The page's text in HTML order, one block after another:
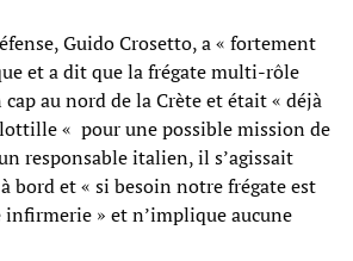
Guido Crosetto, a « fortement
et a dit que la frégate multi-rôle
cap au nord de la Crète et était « déjà
« pour une possible mission de
responsable italien, il s’agissait
bord et « si besoin notre frégate est
infirmerie » et n’implique aucune